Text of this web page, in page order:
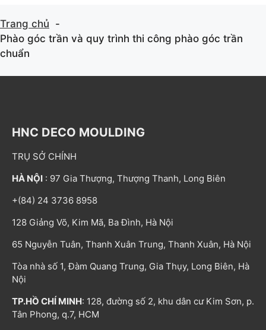
Trang chủ
Phào góc trần và quy trình thi công phào góc trần
chuẩn
HNC DECO MOULDING
TRỤ SỞ CHÍNH
HÀ NỘI : 97 Gia Thượng, Thượng Thanh, Long Biên
+(84) 24 3736 8958
128 Giảng Võ, Kim Mã, Ba Đình, Hà Nội
65 Nguyễn Tuân, Thanh Xuân Trung, Thanh Xuân, Hà Nội
Tòa nhà số 1, Đàm Quang Trung, Gia Thụy, Long Biên, Hà
Nội
TP.HỒ CHÍ MINH: 128, đường số 2, khu dân cư Kim Sơn, p.
Tân Phong, q.7, HCM